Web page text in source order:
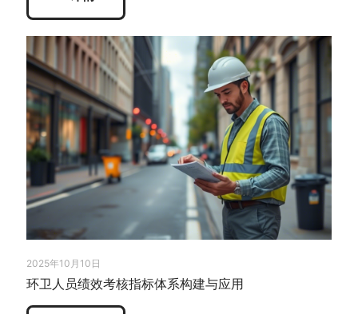
2025年10月10日
环卫人员绩效考核指标体系构建与应用